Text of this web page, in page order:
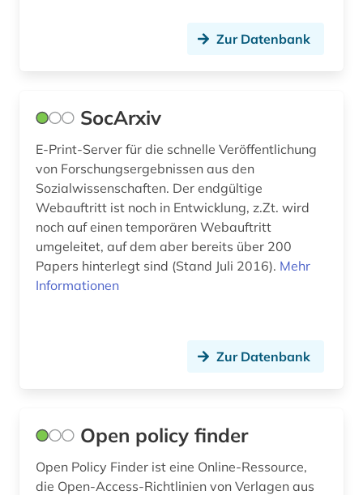
film (1)
forschung (4)
forschungdaten (1)
forschungsbericht (1)
forschungsdaten (4)
förderpreis für deutsche wissenschaftler im g.
w. leibniz-programm (1)
gbv (1)
Zur Datenbank
SocArxiv
E-Print-Server für die schnelle Veröffentlichung
von Forschungsergebnissen aus den
Sozialwissenschaften. Der endgültige
Webauftritt ist noch in Entwicklung, z.Zt. wird
noch auf einen temporären Webauftritt
umgeleitet, auf dem aber bereits über 200
Papers hinterlegt sind (Stand Juli 2016). Mehr
Informationen
Zur Datenbank
Open policy finder
Open Policy Finder ist eine Online-Ressource,
die Open-Access-Richtlinien von Verlagen aus